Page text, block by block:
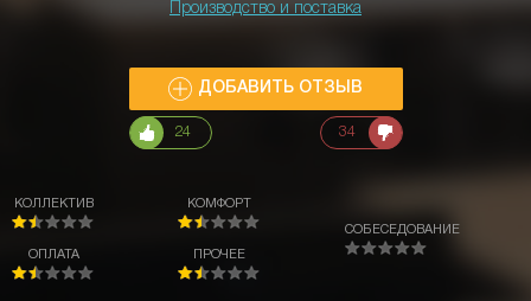
Производство и поставка
ДОБАВИТЬ ОТЗЫВ
24 34
КОЛЛЕКТИВ
ОПЛАТА
КОМФОРТ
ПРОЧЕЕ
СОБЕСЕДОВАНИЕ